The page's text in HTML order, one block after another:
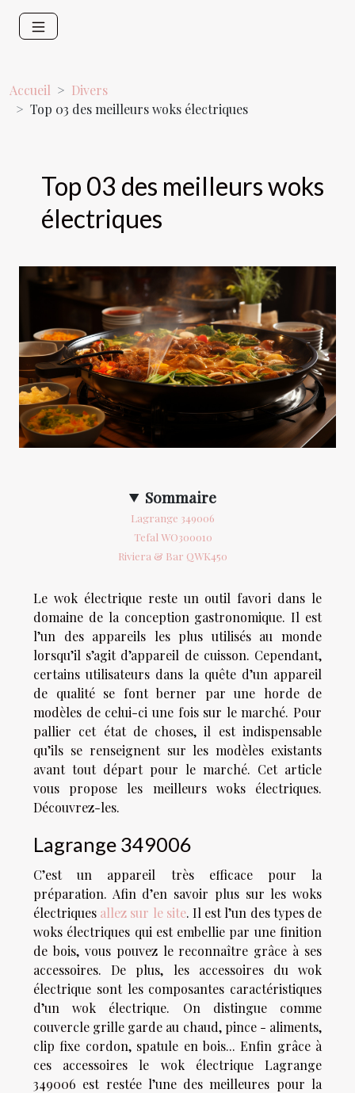
Accueil
Divers
Top 03 des meilleurs woks électriques
Top 03 des meilleurs woks
électriques
Sommaire
Lagrange 349006
Tefal WO300010
Riviera & Bar QWK450
Le wok électrique reste un outil favori dans le
domaine de la conception gastronomique. Il est
l’un des appareils les plus utilisés au monde
lorsqu’il s’agit d’appareil de cuisson. Cependant,
certains utilisateurs dans la quête d’un appareil
de qualité se font berner par une horde de
modèles de celui-ci une fois sur le marché. Pour
pallier cet état de choses, il est indispensable
qu’ils se renseignent sur les modèles existants
avant tout départ pour le marché. Cet article
vous propose les meilleurs woks électriques.
Découvrez-les.
Lagrange 349006
C’est un appareil très efficace pour la
préparation. Afin d’en savoir plus sur les woks
électriques allez sur le site. Il est l’un des types de
woks électriques qui est embellie par une finition
de bois, vous pouvez le reconnaître grâce à ses
accessoires. De plus, les accessoires du wok
électrique sont les composantes caractéristiques
d’un wok électrique. On distingue comme
couvercle grille garde au chaud, pince - aliments,
clip fixe cordon, spatule en bois... Enfin grâce à
ces accessoires le wok électrique Lagrange
349006 est restée l’une des meilleures pour la